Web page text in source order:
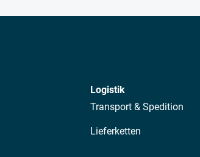
Logistik
Transport & Spedition
Lieferketten